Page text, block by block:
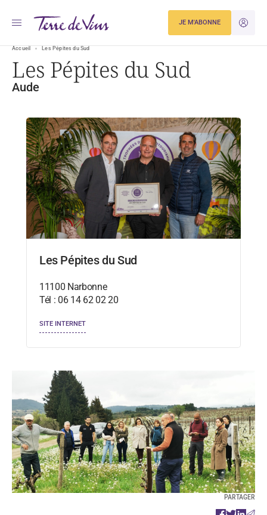
JE
JE M'ABONNE
Accueil Les Pépites du Sud
Les Pépites du Sud
Aude
Les Pépites du Sud
11100 Narbonne
Tél : 06 14 62 02 20
SITE INTERNET
PARTAGER